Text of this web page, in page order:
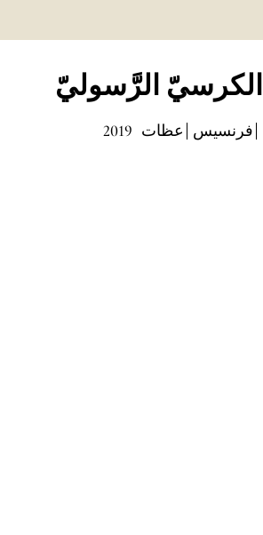
الكرسيّ الرَّسوليّ
فرنسيس عظات 2019